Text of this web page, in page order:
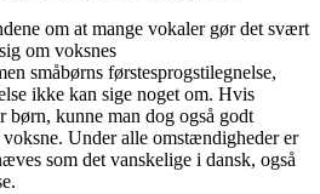
om at mange vokaler gør det svært
om voksnes
småbørns førstesprogstilegnelse,
ikke kan sige noget om. Hvis
kunne man dog også godt
Under alle omstændigheder er
som det vanskelige i dansk, også